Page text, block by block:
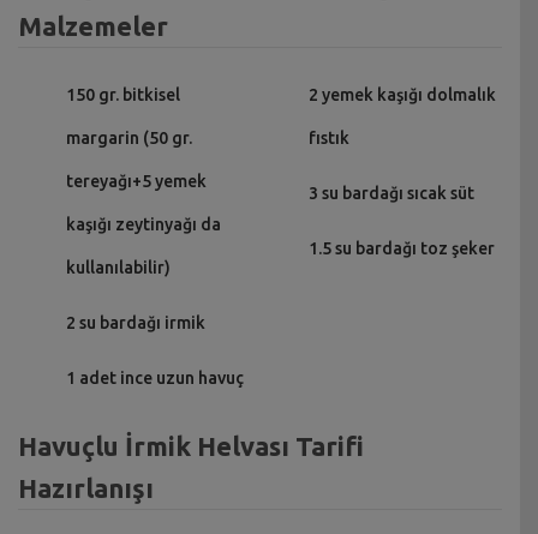
Malzemeler
150 gr. bitkisel
margarin (50 gr.
tereyağı+5 yemek
kaşığı zeytinyağı da
kullanılabilir)
2 su bardağı irmik
1 adet ince uzun havuç
2 yemek kaşığı dolmalık
fıstık
3 su bardağı sıcak süt
1.5 su bardağı toz şeker
Havuçlu İrmik Helvası Tarifi
Hazırlanışı